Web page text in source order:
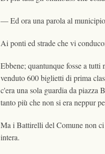
— Ed ora una parola al
Ai ponti ed strade che vi
Ebbene; quantunque fosse a
venduto 600 biglietti di prima
c'era una sola guardia da piazza
tanto più che non si era neppur
Ma i Battirelli del Comune non ci
intera.